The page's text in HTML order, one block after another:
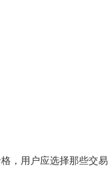
，用户应选择那些交易